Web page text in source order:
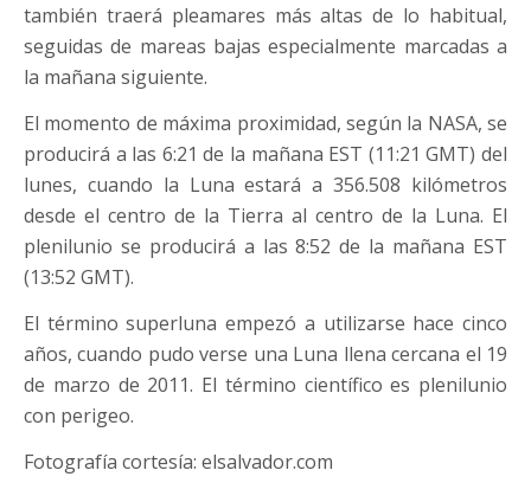
también traerá pleamares más altas de lo habitual,
seguidas de mareas bajas especialmente marcadas a
la mañana siguiente.
El momento de máxima proximidad, según la NASA, se
producirá a las 6:21 de la mañana EST (11:21 GMT) del
lunes, cuando la Luna estará a 356.508 kilómetros
desde el centro de la Tierra al centro de la Luna. El
plenilunio se producirá a las 8:52 de la mañana EST
(13:52 GMT).
El término superluna empezó a utilizarse hace cinco
años, cuando pudo verse una Luna llena cercana el 19
de marzo de 2011. El término científico es plenilunio
con perigeo.
Fotografía cortesía: elsalvador.com